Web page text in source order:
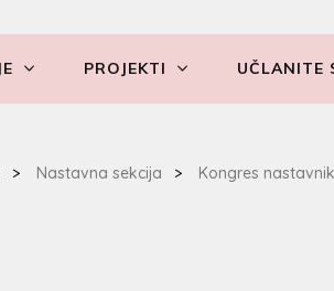
PROJEKTI UČLANITE
> Nastavna sekcija > Kongres